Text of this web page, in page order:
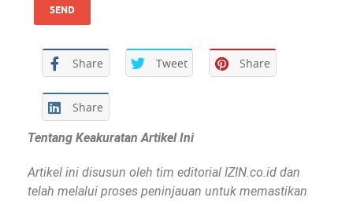
Share Tweet Share
Share
Tentang Keakuratan Artikel Ini
Artikel ini disusun oleh tim editorial IZIN.co.id dan
telah melalui proses peninjauan untuk memastikan